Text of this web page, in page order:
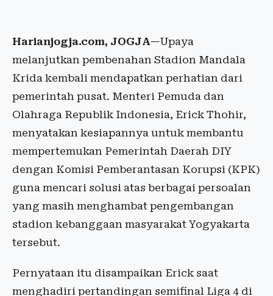
Harianjogja.com, JOGJA—Upaya
melanjutkan pembenahan Stadion Mandala
Krida kembali mendapatkan perhatian dari
pemerintah pusat. Menteri Pemuda dan
Olahraga Republik Indonesia, Erick Thohir,
menyatakan kesiapannya untuk membantu
mempertemukan Pemerintah Daerah DIY
dengan Komisi Pemberantasan Korupsi (KPK)
guna mencari solusi atas berbagai persoalan
yang masih menghambat pengembangan
stadion kebanggaan masyarakat Yogyakarta
tersebut.
Pernyataan itu disampaikan Erick saat
menghadiri pertandingan semifinal Liga 4 di